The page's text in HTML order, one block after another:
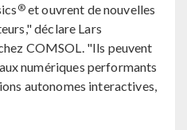
®et ouvrent de nouvelles
déclare Lars
COMSOL. "Ils peuvent
numériques performants
autonomes interactives,